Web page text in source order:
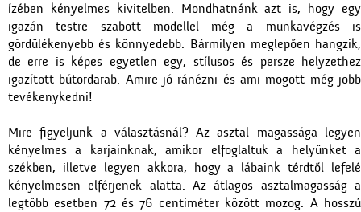
ízében kényelmes kivitelben. Mondhatnánk azt is, hogy egy
igazán testre szabott modellel még a munkavégzés is
gördülékenyebb és könnyedebb. Bármilyen meglepően hangzik,
de erre is képes egyetlen egy, stílusos és persze helyzethez
igazított bútordarab. Amire jó ránézni és ami mögött még jobb
tevékenykedni!
Mire figyeljünk a választásnál? Az asztal magassága legyen
kényelmes a karjainknak, amikor elfoglaltuk a helyünket a
székben, illetve legyen akkora, hogy a lábaink térdtől lefelé
kényelmesen elférjenek alatta. Az átlagos asztalmagasság a
legtöbb esetben 72 és 76 centiméter között mozog. A hosszú